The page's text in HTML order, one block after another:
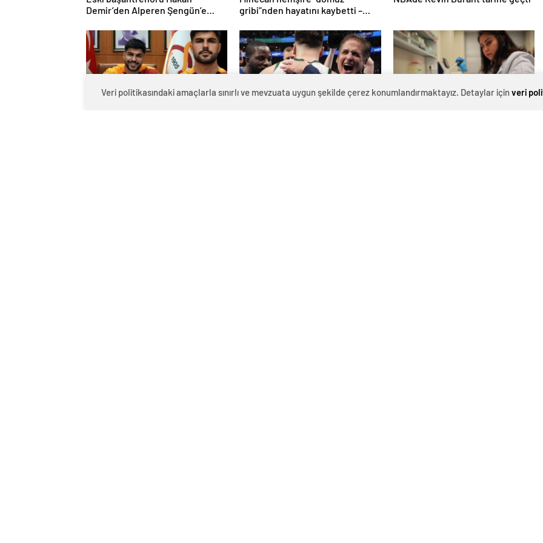
Eski başantrenörü Hakan
övgü
Minecan hemşire "domuz
Haberler | Sağlık Haberleri
Veri politikasındaki amaçlarla sınırlı ve mevzuata uygun şekilde çerez konumlandırmaktayız. Detaylar için veri